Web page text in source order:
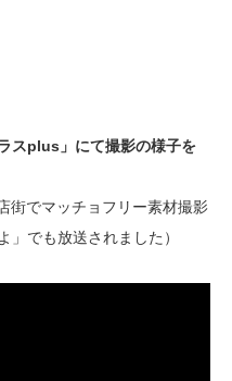
スplus」にて撮影の様子を
街でマッチョフリー素材撮影
」でも放送されました）